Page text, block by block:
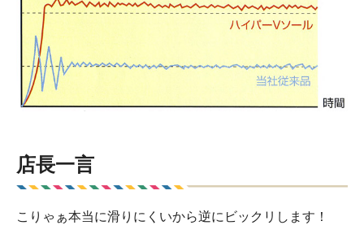
店長一言
こりゃぁ本当に滑りにくいから逆にビックリします！